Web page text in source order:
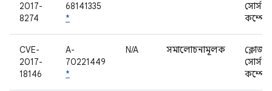
2017-
8274
68141335
*
সোর্স
CVE-
2017-
18146
A-
70221449
*
N/A সমালোচনামূলক
ক্লোজড
সোর্স